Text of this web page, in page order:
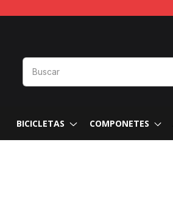
BICICLETAS COMPONETES